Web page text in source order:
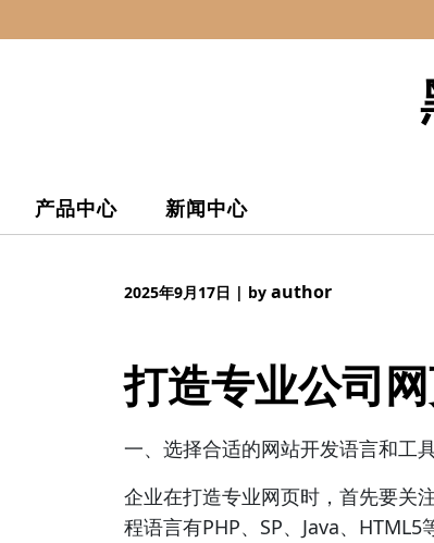
to
产品中心 新闻中心
2025年9月17日 | by author
打造专业公司
一、选择合适的网站开发语言和工
企业在打造专业网页时，首先要关
程语言有PHP、SP、Java、